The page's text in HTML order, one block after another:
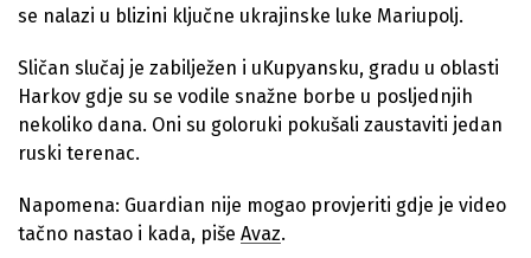
se nalazi u blizini ključne ukrajinske luke Mariupolj.
Sličan slučaj je zabilježen i uKupyansku, gradu u oblasti
Harkov gdje su se vodile snažne borbe u posljednjih
nekoliko dana. Oni su goloruki pokušali zaustaviti jedan
ruski terenac.
Napomena: Guardian nije mogao provjeriti gdje je video
tačno nastao i kada, piše Avaz.